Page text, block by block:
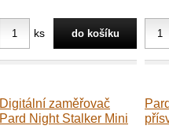
ks
Digitální zaměřovač
Pard Night Stalker Mini